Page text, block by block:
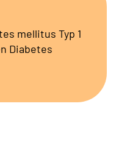
mellitus Typ 1
Diabetes